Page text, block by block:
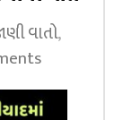
વાતો,